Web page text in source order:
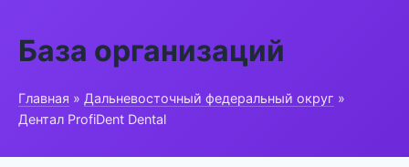
База организаций
Главная » Дальневосточный федеральный округ »
Дентал ProfiDent Dental